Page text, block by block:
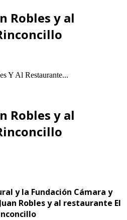
Robles y al
Y Al Restaurante...
Robles y al
y la Fundación Cámara y
Robles y al restaurante El